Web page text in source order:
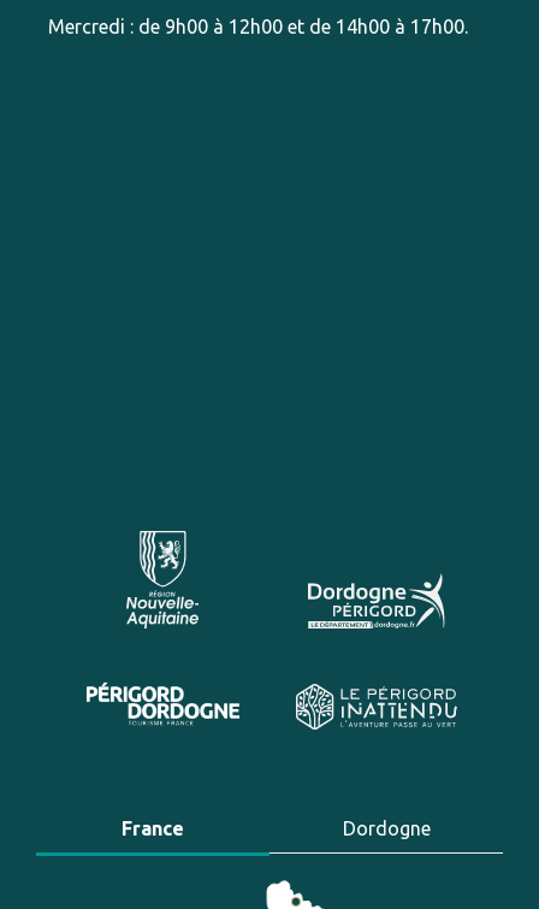
Mercredi : de 9h00 à 12h00 et de 14h00 à 17h00.
France Dordogne